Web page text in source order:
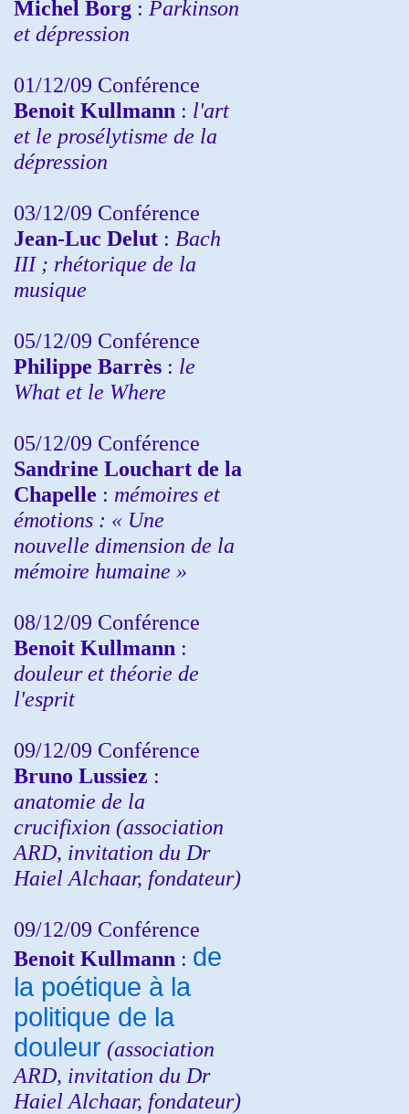
Michel Borg : Parkinson
et dépression
01/12/09 Conférence
Benoit Kullmann : l'art
et le prosélytisme de la
dépression
03/12/09 Conférence
Jean-Luc Delut : Bach
III ; rhétorique de la
musique
05/12/09 Conférence
Philippe Barrès : le
What et le Where
05/12/09 Conférence
Sandrine Louchart de la
Chapelle : mémoires et
émotions : « Une
nouvelle dimension de la
mémoire humaine »
08/12/09 Conférence
Benoit Kullmann :
douleur et théorie de
l'esprit
09/12/09 Conférence
Bruno Lussiez :
anatomie de la
crucifixion (association
ARD, invitation du Dr
Haiel Alchaar, fondateur)
09/12/09 Conférence
Benoit Kullmann : de
la poétique à la
politique de la
douleur (association
ARD, invitation du Dr
Haiel Alchaar, fondateur)